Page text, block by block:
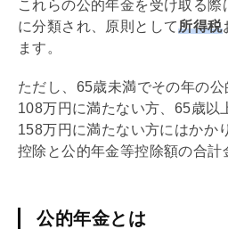
これらの公的年金を受け取る際
に分類され、原則として所得税
ます。
ただし、65歳未満でその年の
108万円に満たない方、65歳以
158万円に満たない方にはかか
控除と公的年金等控除額の合計
公的年金とは